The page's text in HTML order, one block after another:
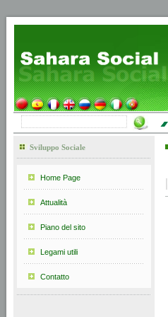
Sviluppo Sociale
Home Page
Attualità
Piano del sito
Legami utili
Contatto
|